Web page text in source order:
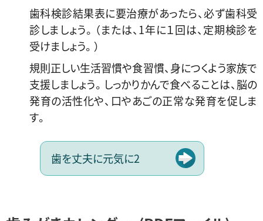
歯科検診結果表に要治療があったら、必ず歯科受
診しましょう。（または、1年に１回は、定期検診を
受けましょう。）
規則正しい生活習慣や食習慣、身につくよう家族で
支援しましょう。しっかりかんで食べることは、脳の
発育の活性化や、口やあごの正常な発育を促しま
す。
歯を丈夫に元気に2